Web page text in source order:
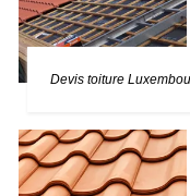
Devis toiture